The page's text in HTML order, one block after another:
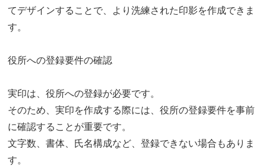
てデザインすることで、より洗練された印影を作成できま
す。
役所への登録要件の確認
実印は、役所への登録が必要です。
そのため、実印を作成する際には、役所の登録要件を事前
に確認することが重要です。
文字数、書体、氏名構成など、登録できない場合もありま
す。